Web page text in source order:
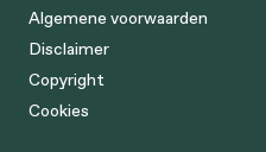
Algemene voorwaarden
Disclaimer
Copyright
Cookies